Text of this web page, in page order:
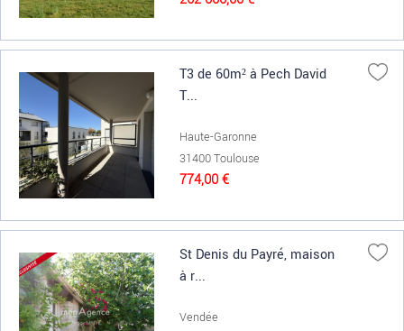
T3 de 60m² à Pech David
T...
Haute-Garonne
31400 Toulouse
774,00 €
St Denis du Payré, maison
à r...
Vendée